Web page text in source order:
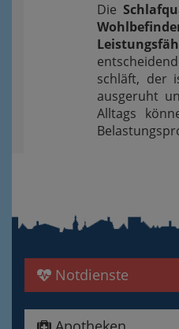
Die
schläft, der
ausgeruht
Alltags
Notdienste